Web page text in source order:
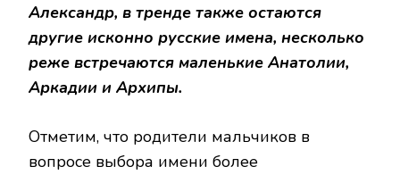
Александр, в тренде также остаются
другие исконно русские имена, несколько
реже встречаются маленькие Анатолии,
Аркадии и Архипы.
Отметим, что родители мальчиков в
вопросе выбора имени более